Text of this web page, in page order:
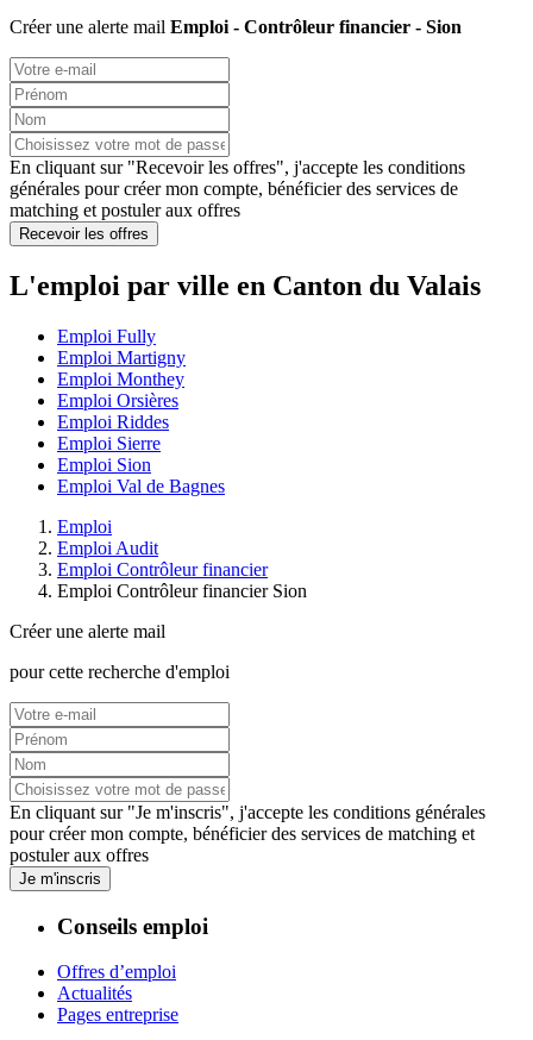
Créer une alerte mail Emploi - Contrôleur financier - Sion
En cliquant sur "Recevoir les offres", j'accepte les conditions
générales pour créer mon compte, bénéficier des services de
matching et postuler aux offres
Recevoir les offres
L'emploi par ville en Canton du Valais
Emploi Fully
Emploi Martigny
Emploi Monthey
Emploi Orsières
Emploi Riddes
Emploi Sierre
Emploi Sion
Emploi Val de Bagnes
Emploi
Emploi Audit
Emploi Contrôleur financier
Emploi Contrôleur financier Sion
Créer une alerte mail
pour cette recherche d'emploi
En cliquant sur "Je m'inscris", j'accepte les conditions générales
pour créer mon compte, bénéficier des services de matching et
postuler aux offres
Je m'inscris
Conseils emploi
Offres d’emploi
Actualités
Pages entreprise